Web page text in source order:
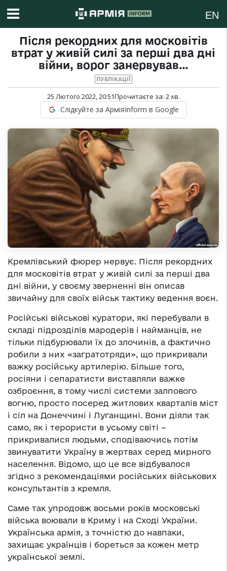
EN
Після рекордних для московітів
втрат у живій силі за перші два дні
війни, ворог занервував…
ПУБЛІКАЦІЇ
25 Лютого 2022, 20:51Прочитаєте за: 2хв.
Слідкуйте за АрміяInform в Google
Кремлівський фюрер нервує. Після рекордних
для московітів втрат у живій силі за перші два
дні війни, у своєму зверненні він описав
звичайну для своїх військ тактику ведення воєн.
Російські військові куратори, які перебували в
складі підрозділів мародерів і найманців, не
тільки підбурювали їх до злочинів, а фактично
робили з них «загратотряди», що прикривали
важку російську артилерію. Більше того,
росіяни і сепаратисти виставляли важке
озброєння, в тому числі системи залпового
вогню, просто посеред житлових кварталів міст
і сіл на Донеччині і Луганщині. Вони діяли так
само, як і терористи в усьому світі –
прикривалися людьми, сподіваючись потім
звинуватити Україну в жертвах серед мирного
населення. Відомо, що це все відбувалося
згідно з рекомендаціями російських військових
консультантів з кремля.
Саме так упродовж восьми років московські
війська воювали в Криму і на Сході України.
Українська армія, з точністю до навпаки,
захищає українців і бореться за кожен метр
української землі.